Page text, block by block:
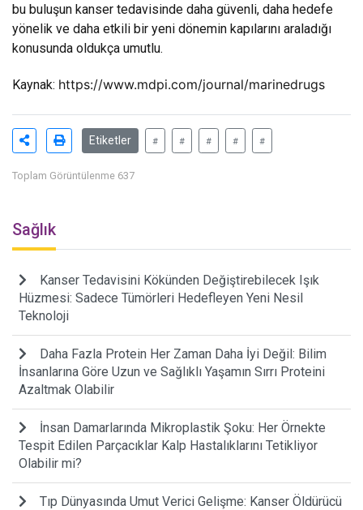
bu buluşun kanser tedavisinde daha güvenli, daha hedefe
yönelik ve daha etkili bir yeni dönemin kapılarını araladığı
konusunda oldukça umutlu.
Kaynak: https://www.mdpi.com/journal/marinedrugs
Etiketler # # # # #
Toplam Görüntülenme 637
Sağlık
Kanser Tedavisini Kökünden Değiştirebilecek Işık
Hüzmesi: Sadece Tümörleri Hedefleyen Yeni Nesil
Teknoloji
Daha Fazla Protein Her Zaman Daha İyi Değil: Bilim
İnsanlarına Göre Uzun ve Sağlıklı Yaşamın Sırrı Proteini
Azaltmak Olabilir
İnsan Damarlarında Mikroplastik Şoku: Her Örnekte
Tespit Edilen Parçacıklar Kalp Hastalıklarını Tetikliyor
Olabilir mi?
Tıp Dünyasında Umut Verici Gelişme: Kanser Öldürücü